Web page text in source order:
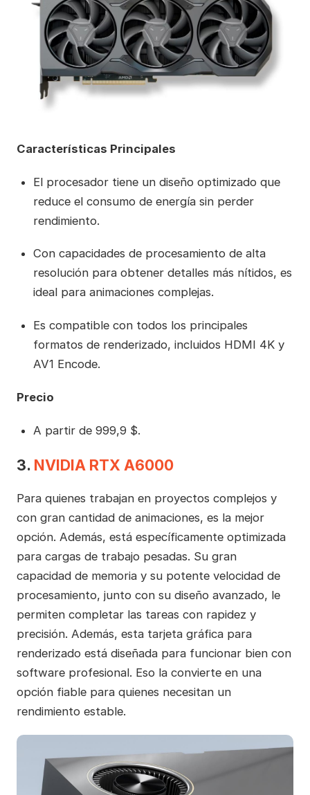
Características Principales
El procesador tiene un diseño optimizado que
reduce el consumo de energía sin perder
rendimiento.
Con capacidades de procesamiento de alta
resolución para obtener detalles más nítidos, es
ideal para animaciones complejas.
Es compatible con todos los principales
formatos de renderizado, incluidos HDMI 4K y
AV1 Encode.
Precio
A partir de 999,9 $.
3. NVIDIA RTX A6000
Para quienes trabajan en proyectos complejos y
con gran cantidad de animaciones, es la mejor
opción. Además, está específicamente optimizada
para cargas de trabajo pesadas. Su gran
capacidad de memoria y su potente velocidad de
procesamiento, junto con su diseño avanzado, le
permiten completar las tareas con rapidez y
precisión. Además, esta tarjeta gráfica para
renderizado está diseñada para funcionar bien con
software profesional. Eso la convierte en una
opción fiable para quienes necesitan un
rendimiento estable.